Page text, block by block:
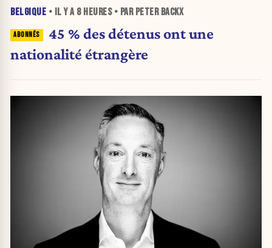
BELGIQUE • IL Y A 8 HEURES• PAR PETER BACKX
45 % des détenus ont une
nationalité étrangère